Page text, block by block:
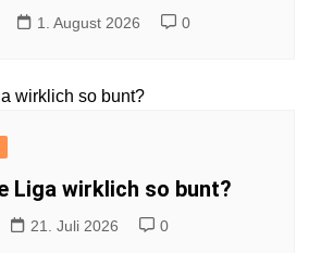
1. August 2026 0
Liga wirklich so bunt?
21. Juli 2026 0